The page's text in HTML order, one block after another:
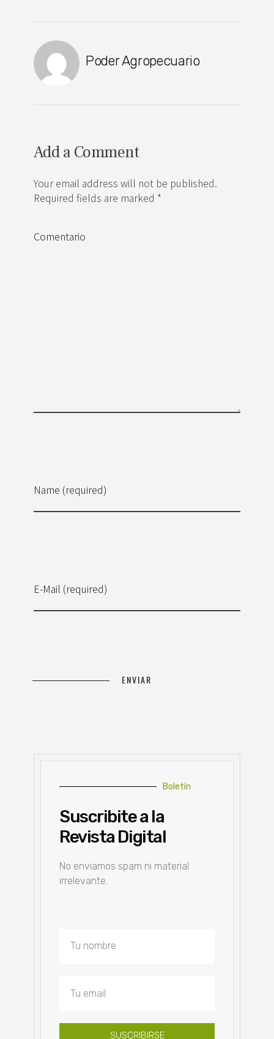
Poder Agropecuario
Add a Comment
Your email address will not be published.
Required fields are marked *
Name (required)
E-Mail (required)
Comentario
Boletín
Suscribite a la
Revista Digital
No enviamos spam ni material
irrelevante.
SUSCRIBIRSE